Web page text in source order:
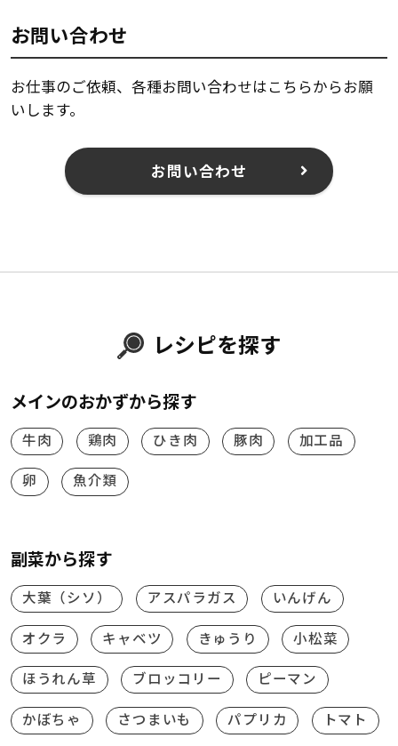
お問い合わせ
お仕事のご依頼、各種お問い合わせはこちらからお願
いします。
お問い合わせ
レシピを探す
メインのおかずから探す
牛肉 鶏肉 ひき肉 豚肉 加工品
卵 魚介類
副菜から探す
大葉（シソ） アスパラガス いんげん
オクラ キャベツ きゅうり 小松菜
ほうれん草 ブロッコリー ピーマン
かぼちゃ さつまいも パプリカ トマト